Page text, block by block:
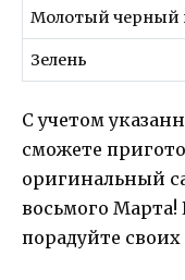
Молотый черный
Зелень
С учетом
сможете
оригинальный
восьмого Марта!
порадуйте